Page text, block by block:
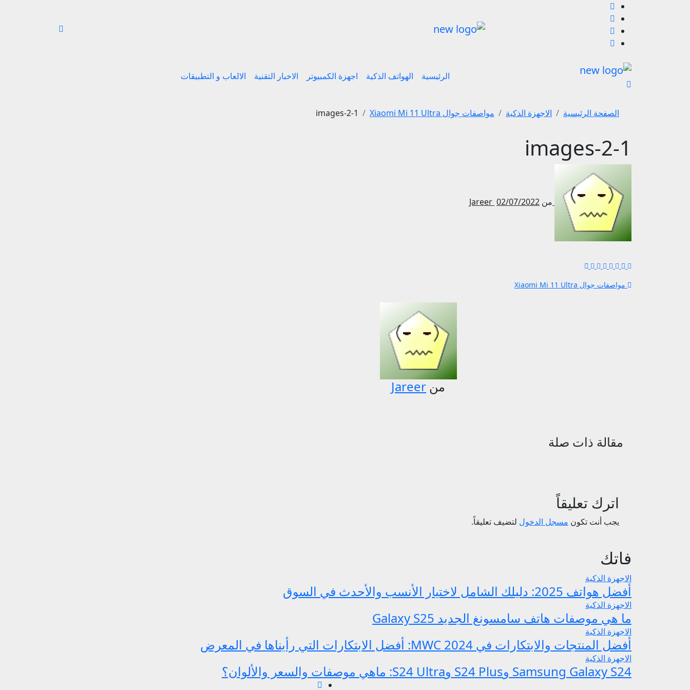
الرئيسية الهواتف الذكية اجهزة الكمبيوتر الاخبار التقنية الالعاب و التطبيقات
الصفحة الرئيسية الاجهزة الذكية مواصفات جوال Xiaomi Mi 11 Ultra images-2-1
images-2-1
من Jareer 02/07/2022
تصفّح
مواصفات جوال Xiaomi Mi 11 Ultra
من Jareer
مقالة ذات صلة
اترك تعليقاً
يجب أنت تكون مسجل الدخول لتضيف تعليقاً.
فاتك
الاجهزة الذكية
أفضل هواتف 2025: دليلك الشامل لاختيار الأنسب والأحدث في السوق
الاجهزة الذكية
ما هي موصفات هاتف سامسونغ الجديد Galaxy S25
الاجهزة الذكية
أفضل المنتجات والابتكارات في MWC 2024: أفضل الابتكارات التي رأيناها في المعرض
الاجهزة الذكية
Samsung Galaxy S24 وS24 Plus وS24 Ultra: ماهي موصفات والسعر والألوان؟